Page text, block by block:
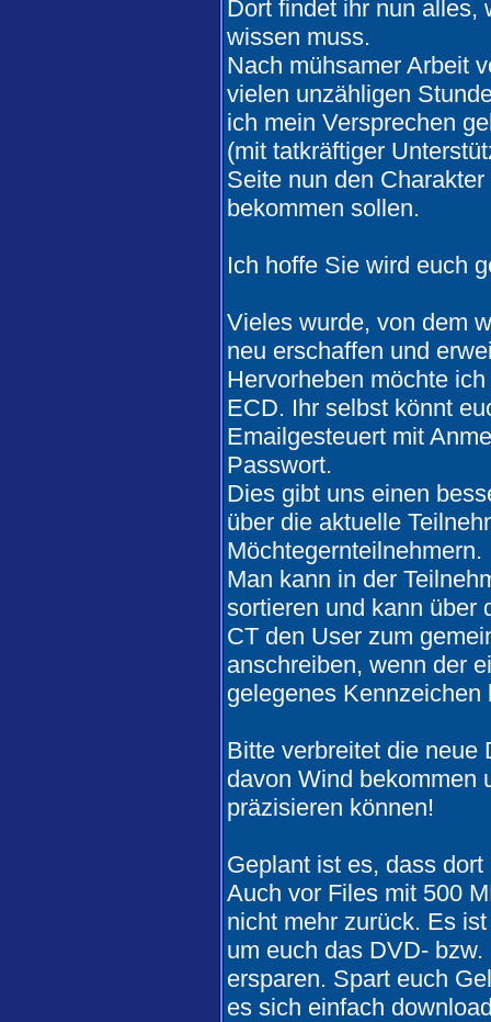
Dort findet ihr nun alles,
wissen muss.
Nach mühsamer Arbeit
vielen unzähligen
ich mein Versprechen
(mit tatkräftiger
Seite nun den
bekommen sollen.
Ich hoffe Sie wird euch
Vieles wurde, von dem
neu erschaffen und
Hervorheben möchte
ECD. Ihr selbst könnt
Emailgesteuert mit
Passwort.
Dies gibt uns einen
über die aktuelle
Möchtegernteilnehmern.
Man kann in der
sortieren und kann über
CT den User zum
anschreiben, wenn der
gelegenes Kennzeichen
Bitte verbreitet die neue
davon Wind bekommen
präzisieren können!
Geplant ist es, dass
Auch vor Files mit 500
nicht mehr zurück. Es
um euch das DVD-
ersparen. Spart euch
es sich einfach